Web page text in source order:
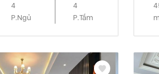
4
P.Ngủ
4
P.Tắm